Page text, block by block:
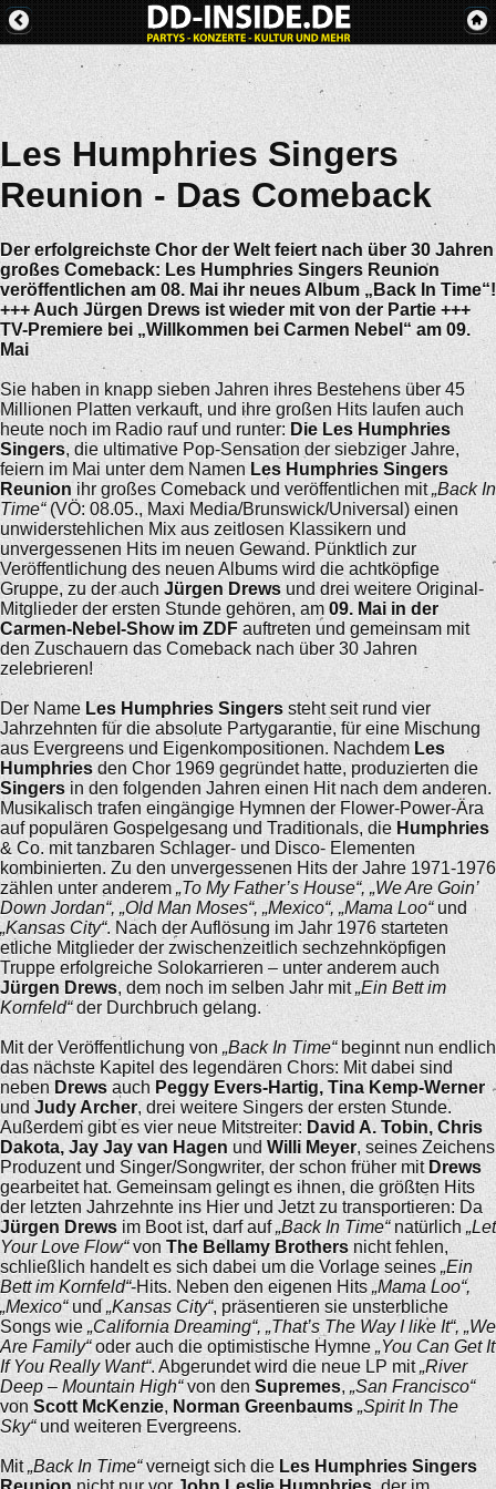
Les Humphries Singers
Reunion - Das Comeback
Der erfolgreichste Chor der Welt feiert nach über 30 Jahren
großes Comeback: Les Humphries Singers Reunion
veröffentlichen am 08. Mai ihr neues Album „Back In Time“!
+++ Auch Jürgen Drews ist wieder mit von der Partie +++
TV-Premiere bei „Willkommen bei Carmen Nebel“ am 09.
Mai
Sie haben in knapp sieben Jahren ihres Bestehens über 45
Millionen Platten verkauft, und ihre großen Hits laufen auch
heute noch im Radio rauf und runter: Die Les Humphries
Singers, die ultimative Pop-Sensation der siebziger Jahre,
feiern im Mai unter dem Namen Les Humphries Singers
Reunionihr großes Comeback und veröffentlichen mit„Back In
Time“ (VÖ: 08.05., Maxi Media/Brunswick/Universal) einen
unwiderstehlichen Mix aus zeitlosen Klassikern und
unvergessenen Hits im neuen Gewand. Pünktlich zur
Veröffentlichung des neuen Albums wird die achtköpfige
Gruppe, zu der auch Jürgen Drews und drei weitere Original-
Mitglieder der ersten Stunde gehören, am 09. Mai in der
Carmen-Nebel-Show im ZDFauftreten und gemeinsam mit
den Zuschauern das Comeback nach über 30 Jahren
zelebrieren!
Der Name Les Humphries Singers steht seit rund vier
Jahrzehnten für die absolute Partygarantie, für eine Mischung
aus Evergreens und Eigenkompositionen. Nachdem Les
Humphries den Chor 1969 gegründet hatte, produzierten die
Singers in den folgenden Jahren einen Hit nach dem anderen.
Musikalisch trafen eingängige Hymnen der Flower-Power-Ära
auf populären Gospelgesang und Traditionals, die Humphries
& Co. mit tanzbaren Schlager- und Disco- Elementen
kombinierten. Zu den unvergessenen Hits der Jahre 1971-1976
zählen unter anderem „To My Father’s House“, „We Are Goin’
Down Jordan“, „Old Man Moses“, „Mexico“, „Mama Loo“und
„Kansas City“. Nach der Auflösung im Jahr 1976 starteten
etliche Mitglieder der zwischenzeitlich sechzehnköpfigen
Truppe erfolgreiche Solokarrieren – unter anderem auch
Jürgen Drews, dem noch im selben Jahr mit„Ein Bett im
Kornfeld“der Durchbruch gelang.
Mit der Veröffentlichung von „Back In Time“ beginnt nun endlich
das nächste Kapitel des legendären Chors: Mit dabei sind
neben Drews auch Peggy Evers-Hartig, Tina Kemp-Werner
und Judy Archer, drei weitere Singers der ersten Stunde.
Außerdem gibt es vier neue Mitstreiter: David A. Tobin, Chris
Dakota, Jay Jay van Hagen und Willi Meyer, seines Zeichens
Produzent und Singer/Songwriter, der schon früher mit Drews
gearbeitet hat. Gemeinsam gelingt es ihnen, die größten Hits
der letzten Jahrzehnte ins Hier und Jetzt zu transportieren: Da
Jürgen Drews im Boot ist, darf auf„Back In Time“natürlich „Let
Your Love Flow“von The Bellamy Brothers nicht fehlen,
schließlich handelt es sich dabei um die Vorlage seines „Ein
Bett im Kornfeld“-Hits. Neben den eigenen Hits „Mama Loo“,
„Mexico“und„Kansas City“, präsentieren sie unsterbliche
Songs wie „California Dreaming“, „That’s The Way I like It“, „We
Are Family“oder auch die optimistische Hymne „You Can Get It
If You Really Want“. Abgerundet wird die neue LP mit„River
Deep – Mountain High“von den Supremes, „San Francisco“
von Scott McKenzie, Norman Greenbaums „Spirit In The
Sky“und weiteren Evergreens.
Mit„Back In Time“verneigt sich die Les Humphries Singers